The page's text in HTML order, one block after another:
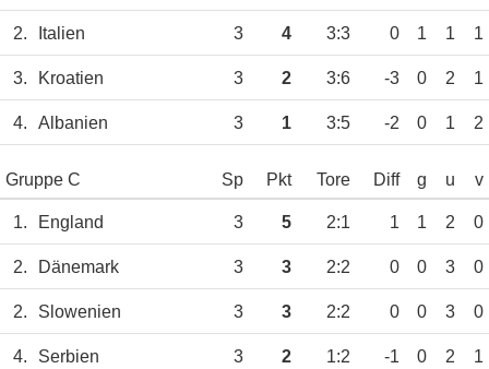
2. Italien 3 4 3:3 0 1 1 1
3. Kroatien 3 2 3:6 -3 0 2 1
4. Albanien 3 1 3:5 -2 0 1 2
Gruppe C Sp Pkt Tore Diff g u v
1. England 3 5 2:1 1 1 2 0
2. Dänemark 3 3 2:2 0 0 3 0
2. Slowenien 3 3 2:2 0 0 3 0
4. Serbien 3 2 1:2 -1 0 2 1